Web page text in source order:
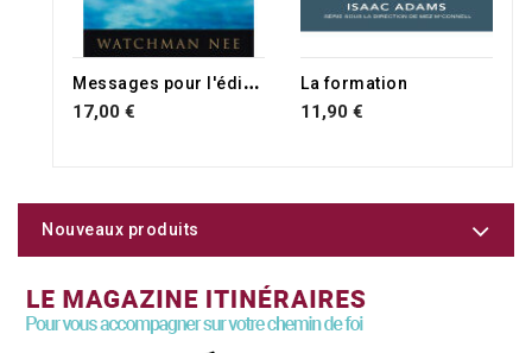
M
essages pour l'édification des nouveaux croyants
17,00 €
La formation
11,90 €
Nouveaux produits